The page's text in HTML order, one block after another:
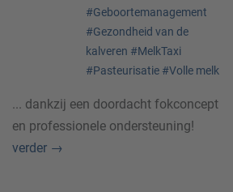
#Geboortemanagement
#Gezondheid van de
kalveren #MelkTaxi
#Pasteurisatie #Volle melk
... dankzij een doordacht fokconcept
en professionele ondersteuning!
verder →